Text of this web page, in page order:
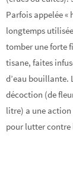
Parfois appelée «
longtemps
tomber une forte
tisane, faites
d’eau bouillante.
décoction (de
litre) a une
pour lutter contre